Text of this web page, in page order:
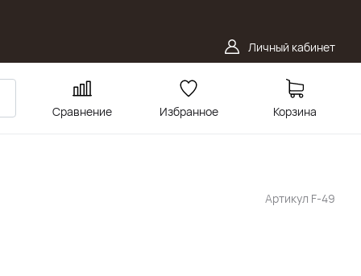
Личный кабинет
Сравнение Избранное Корзина
Артикул F-49